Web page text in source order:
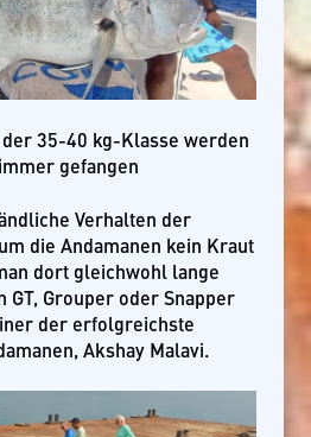
der 35-40 kg-Klasse werden
gefangen
Verhalten der
die Andamanen kein Kraut
dort gleichwohl lange
Grouper oder Snapper
der erfolgreichste
Akshay Malavi.